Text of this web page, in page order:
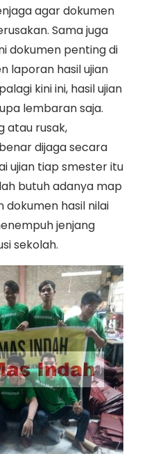
agar dokumen
Sama juga
dokumen penting di
laporan hasil ujian
kini ini, hasil ujian
lembaran saja.
atau rusak,
dijaga secara
ujian tiap smester itu
butuh adanya map
hasil nilai
jenjang
sekolah.